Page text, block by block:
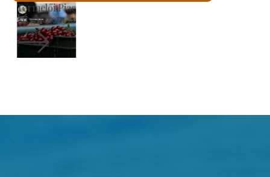
Szent László Római Katolikus Templom
Megnézem